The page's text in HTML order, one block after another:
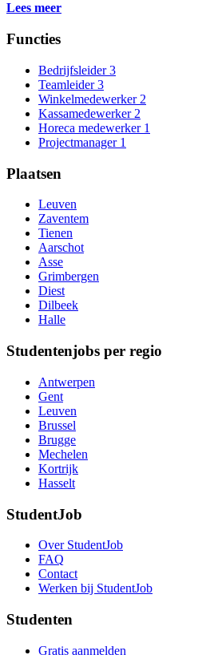
Lees meer
Functies
Bedrijfsleider 3
Teamleider 3
Winkelmedewerker 2
Kassamedewerker 2
Horeca medewerker 1
Projectmanager 1
Plaatsen
Leuven
Zaventem
Tienen
Aarschot
Asse
Grimbergen
Diest
Dilbeek
Halle
Studentenjobs per regio
Antwerpen
Gent
Leuven
Brussel
Brugge
Mechelen
Kortrijk
Hasselt
StudentJob
Over StudentJob
FAQ
Contact
Werken bij StudentJob
Studenten
Gratis aanmelden